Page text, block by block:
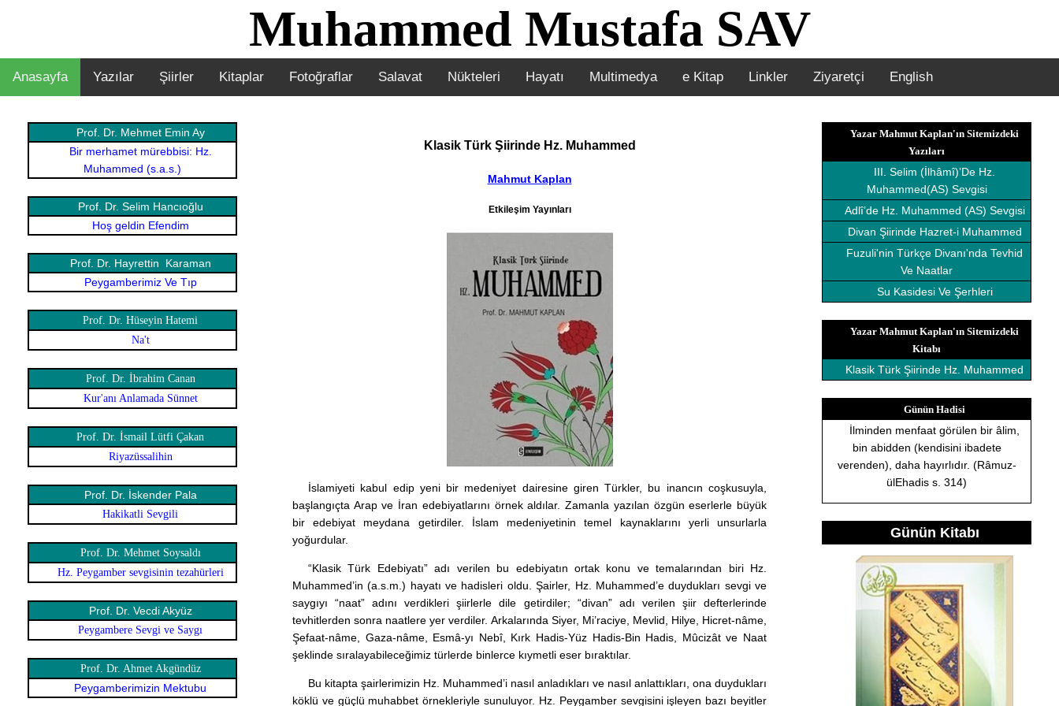
Muhammed Mustafa SAV
Anasayfa Yazılar Şiirler Kitaplar Fotoğraflar Salavat Nükteleri Hayatı Multimedya e Kitap Linkler Ziyaretçi English
Prof. Dr. Mehmet Emin Ay
Bir merhamet mürebbisi: Hz.
Muhammed (s.a.s.)
Prof. Dr. Selim Hancıoğlu
Hoş geldin Efendim
Prof. Dr. Hayrettin Karaman
Peygamberimiz Ve Tıp
Prof. Dr. Hüseyin Hatemi
Na't
Prof. Dr. İbrahim Canan
Kur'anı Anlamada Sünnet
Prof. Dr. İsmail Lütfi Çakan
Riyazüssalihin
Prof. Dr. İskender Pala
Hakikatli Sevgili
Prof. Dr. Mehmet Soysaldı
Hz. Peygamber sevgisinin tezahürleri
Prof. Dr. Vecdi Akyüz
Peygambere Sevgi ve Saygı
Prof. Dr. Ahmet Akgündüz
Peygamberimizin Mektubu
Klasik Türk Şiirinde Hz. Muhammed
Mahmut Kaplan
Etkileşim Yayınları
İslamiyeti kabul edip yeni bir medeniyet dairesine giren Türkler, bu inancın coşkusuyla,
başlangıçta Arap ve İran edebiyatlarını örnek aldılar. Zamanla yazılan özgün eserlerle büyük
bir edebiyat meydana getirdiler. İslam medeniyetinin temel kaynaklarını yerli unsurlarla
yoğurdular.
“Klasik Türk Edebiyatı” adı verilen bu edebiyatın ortak konu ve temalarından biri Hz.
Muhammed’in (a.s.m.) hayatı ve hadisleri oldu. Şairler, Hz. Muhammed’e duydukları sevgi ve
saygıyı “naat” adını verdikleri şiirlerle dile getirdiler; “divan” adı verilen şiir defterlerinde
tevhitlerden sonra naatlere yer verdiler. Arkalarında Siyer, Mi’raciye, Mevlid, Hilye, Hicret-nâme,
Şefaat-nâme, Gaza-nâme, Esmâ-yı Nebî, Kırk Hadis-Yüz Hadis-Bin Hadis, Mûcizât ve Naat
şeklinde sıralayabileceğimiz türlerde binlerce kıymetli eser bıraktılar.
Bu kitapta şairlerimizin Hz. Muhammed’i nasıl anladıkları ve nasıl anlattıkları, ona duydukları
köklü ve güçlü muhabbet örnekleriyle sunuluyor. Hz. Peygamber sevgisini işleyen bazı beyitler
Yazar Mahmut Kaplan'ın Sitemizdeki
Yazıları
III. Selim (İlhâmî)’De Hz.
Muhammed(AS) Sevgisi
Adlî’de Hz. Muhammed (AS) Sevgisi
Divan Şiirinde Hazret-i Muhammed
Fuzuli'nin Türkçe Divanı'nda Tevhid
Ve Naatlar
Su Kasidesi Ve Şerhleri
Yazar Mahmut Kaplan'ın Sitemizdeki
Kitabı
Klasik Türk Şiirinde Hz. Muhammed
Günün Hadisi
İlminden menfaat görülen bir âlim,
bin abidden (kendisini ibadete
verenden), daha hayırlıdır. (Râmuz-
ülEhadis s. 314)
Günün Kitabı